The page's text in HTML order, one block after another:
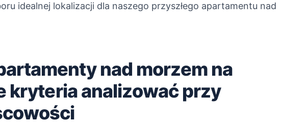
idealnej lokalizacji dla naszego przyszłego apartamentu nad
nad morzem na
kryteria analizować przy